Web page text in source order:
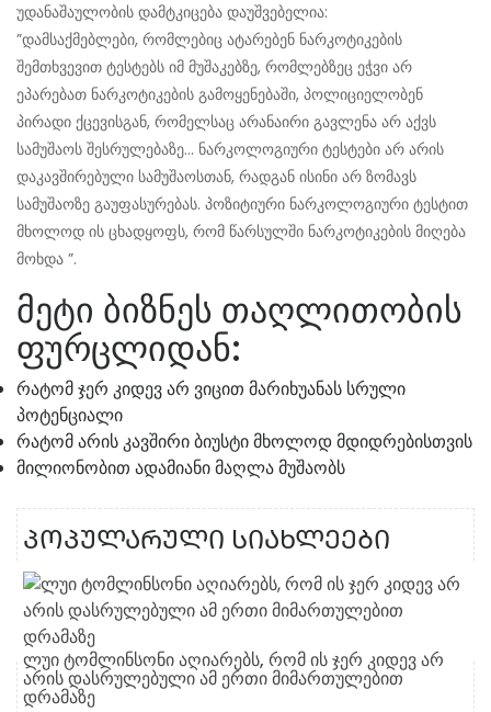
უდანაშაულობის დამტკიცება დაუშვებელია:
”დამსაქმებლები, რომლებიც ატარებენ ნარკოტიკების
შემთხვევით ტესტებს იმ მუშაკებზე, რომლებზეც ეჭვი არ
ეპარებათ ნარკოტიკების გამოყენებაში, პოლიციელობენ
პირადი ქცევისგან, რომელსაც არანაირი გავლენა არ აქვს
სამუშაოს შესრულებაზე… ნარკოლოგიური ტესტები არ არის
დაკავშირებული სამუშაოსთან, რადგან ისინი არ ზომავს
სამუშაოზე გაუფასურებას. პოზიტიური ნარკოლოგიური ტესტით
მხოლოდ ის ცხადყოფს, რომ წარსულში ნარკოტიკების მიღება
მოხდა ”.
მეტი ბიზნეს თაღლითობის
ფურცლიდან:
რატომ ჯერ კიდევ არ ვიცით მარიხუანას სრული
პოტენციალი
რატომ არის კავშირი ბიუსტი მხოლოდ მდიდრებისთვის
მილიონობით ადამიანი მაღლა მუშაობს
ᲞᲝᲞᲣᲚᲐᲠᲣᲚᲘ ᲡᲘᲐᲮᲚᲔᲔᲑᲘ
ლუი ტომლინსონი აღიარებს, რომ ის ჯერ კიდევ არ
არის დასრულებული ამ ერთი მიმართულებით
დრამაზე